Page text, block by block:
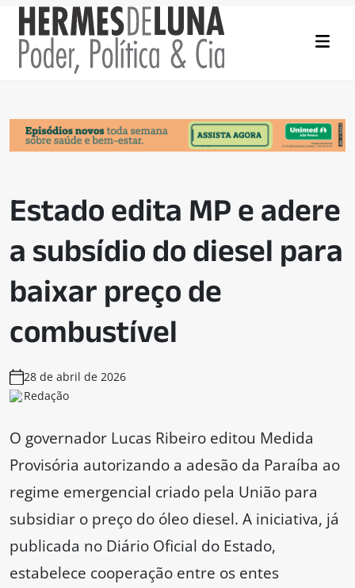
Estado edita MP e adere
a subsídio do diesel para
baixar preço de
combustível
28 de abril de 2026
Redação
O governador Lucas Ribeiro editou Medida
Provisória autorizando a adesão da Paraíba ao
regime emergencial criado pela União para
subsidiar o preço do óleo diesel. A iniciativa, já
publicada no Diário Oficial do Estado,
estabelece cooperação entre os entes